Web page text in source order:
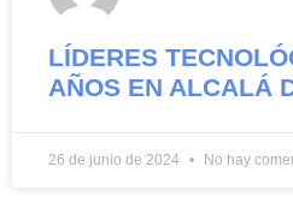
LÍDERES
AÑOS EN ALCALÁ
26 de junio de 2024 No hay